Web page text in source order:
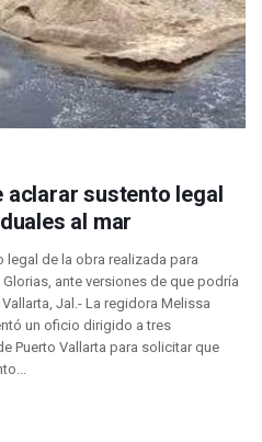
Inglaterra, México Recibe Multa Económica
A Exdirector De Pemex Por
Visitó La Colonia Cristóbal Colón
Nervo Avanza En Un 80%, ¿se Abrirá Este
Vehículo Robado De Puerto Vallarta
De Finca Tradicional El Colegio De
Y Alfredito Darán Magna Serenata En La
A Lancheros Y Pescadores En El
Del Marigalante Con
En Competitividad Urbana Por Turismo,
Esclarecer Muerte De Regidora De Cabo
Puerto Vallarta Acuerdan Programa Para
40 Paquetes De Artículos De
Basura En 6 Días En La Colonia Villas
Fotográfica Sobre El “domingo
aclarar sustento legal
al mar
de la obra realizada para
ante versiones de que podría
Jal.- La regidora Melissa
un oficio dirigido a tres
Puerto Vallarta para solicitar que